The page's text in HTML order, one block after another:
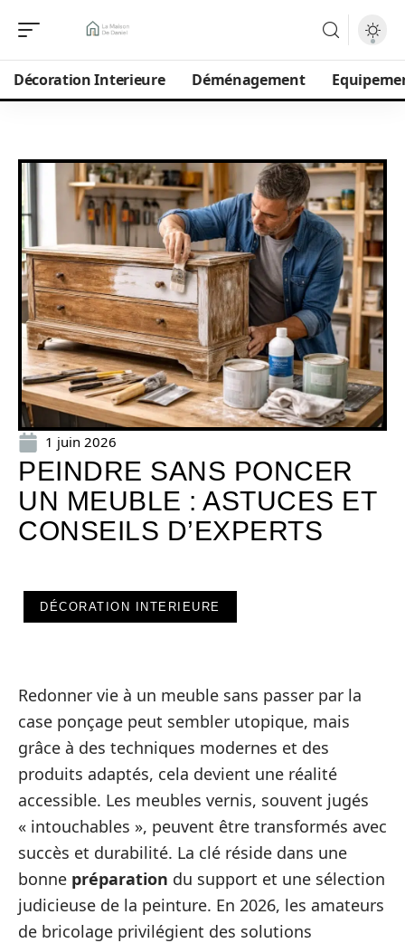
Décoration Interieure Déménagement
1 juin 2026
PEINDRE SANS PONCER
UN MEUBLE : ASTUCES ET
CONSEILS D’EXPERTS
DÉCORATION INTERIEURE
Redonner vie à un meuble sans passer par la
case ponçage peut sembler utopique, mais
grâce à des techniques modernes et des
produits adaptés, cela devient une réalité
accessible. Les meubles vernis, souvent jugés
« intouchables », peuvent être transformés avec
succès et durabilité. La clé réside dans une
bonne préparation du support et une sélection
judicieuse de la peinture. En 2026, les amateurs
de bricolage privilégient des solutions